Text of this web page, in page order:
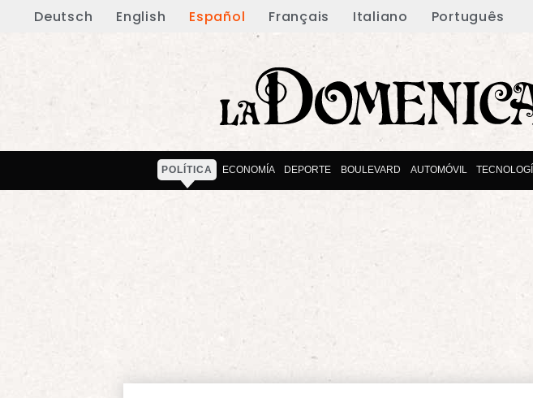
Deutsch English Español Français Italiano Português
POLÍTICA ECONOMÍA DEPORTE BOULEVARD AUTOMÓVIL